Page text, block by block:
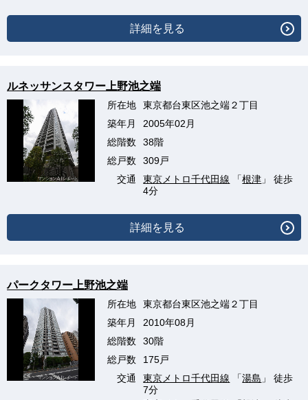
詳細を見る
ルネッサンスタワー上野池之端
所在地
東京都台東区池之端２丁目
築年月
2005年02月
総階数
38階
総戸数
309戸
交通
東京メトロ千代田線 「根津 」 徒歩
4分
詳細を見る
パークタワー上野池之端
所在地
東京都台東区池之端２丁目
築年月
2010年08月
総階数
30階
総戸数
175戸
交通
東京メトロ千代田線 「湯島 」 徒歩
7分